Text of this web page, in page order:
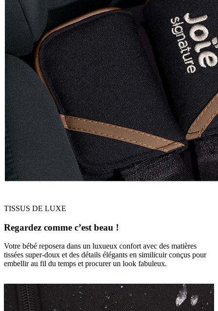
TISSUS DE LUXE
Regardez comme c’est beau !
Votre bébé reposera dans un luxueux confort avec des matières
tissées super-doux et des détails élégants en similicuir conçus pour
embellir au fil du temps et procurer un look fabuleux.